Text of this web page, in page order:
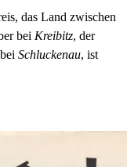
das Land zwischen
bei Kreibitz, der
Schluckenau, ist